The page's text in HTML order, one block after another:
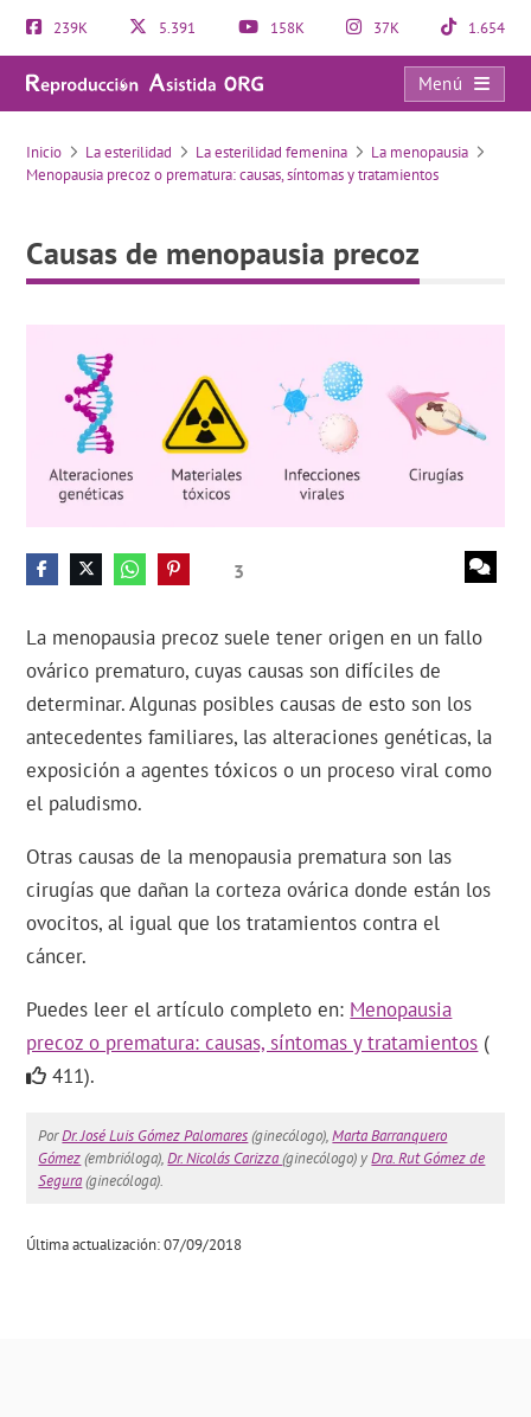
239K 5.391 158K 37K 1.654
Menú
Causas de menopausia precoz
Inicio La esterilidad La esterilidad femenina
La menopausia
Menopausia precoz o prematura: causas, síntomas y tratamientos
Causas de menopausia precoz
3
La menopausia precoz suele tener origen en un fallo
ovárico prematuro, cuyas causas son difíciles de
determinar. Algunas posibles causas de esto son los
antecedentes familiares, las alteraciones genéticas, la
exposición a agentes tóxicos o un proceso viral como
el paludismo.
Otras causas de la menopausia prematura son las
cirugías que dañan la corteza ovárica donde están los
ovocitos, al igual que los tratamientos contra el
cáncer.
Puedes leer el artículo completo en: Menopausia
precoz o prematura: causas, síntomas y tratamientos (
411).
PorDr. José Luis Gómez Palomares(ginecólogo),Marta Barranquero
Gómez(embrióloga),Dr. Nicolás Carizza(ginecólogo) yDra. Rut Gómez de
Segura(ginecóloga).
Última actualización: 07/09/2018